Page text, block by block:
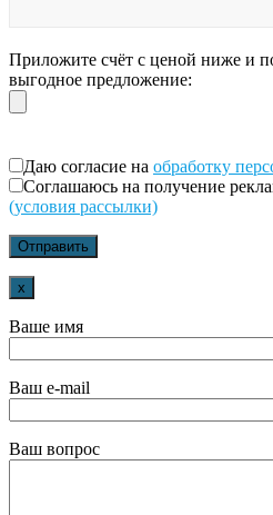
Приложите счёт с ценой ниже и
выгодное предложение:
Даю согласие на обработку
Соглашаюсь на получение
(условия рассылки)
x
Ваше имя
Ваш e-mail
Ваш вопрос